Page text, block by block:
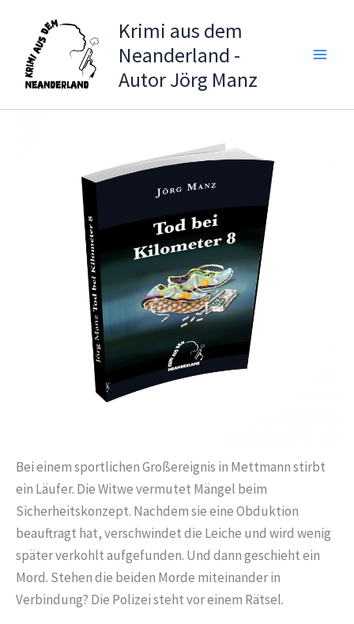
springen
Krimi aus dem
Neanderland -
Autor Jörg Manz
Bei einem sportlichen Großereignis in Mettmann stirbt
ein Läufer. Die Witwe vermutet Mängel beim
Sicherheitskonzept. Nachdem sie eine Obduktion
beauftragt hat, verschwindet die Leiche und wird wenig
später verkohlt aufgefunden. Und dann geschieht ein
Mord. Stehen die beiden Morde miteinander in
Verbindung? Die Polizei steht vor einem Rätsel.